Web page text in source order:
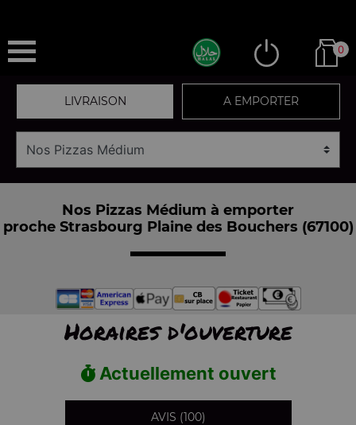
0
LIVRAISON A EMPORTER
Nos Pizzas Médium à emporter
proche Strasbourg Plaine des Bouchers (67100)
Horaires d'ouverture
Actuellement ouvert
AVIS (100)